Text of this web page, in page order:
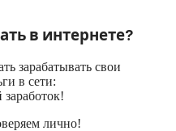
в интернете?
зарабатывать свои
в сети:
лично!